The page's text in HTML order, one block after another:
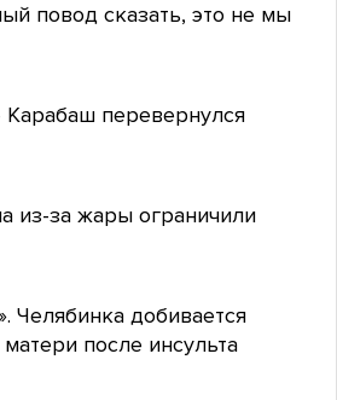
повод сказать, это не мы
Карабаш перевернулся
из-за жары ограничили
Челябинка добивается
после инсульта